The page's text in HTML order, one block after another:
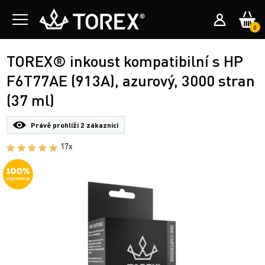
0
TOREX® inkoust kompatibilní s HP
F6T77AE (913A), azurový, 3000 stran
(37 ml)
Právě prohlíží 2 zákazníci
17x